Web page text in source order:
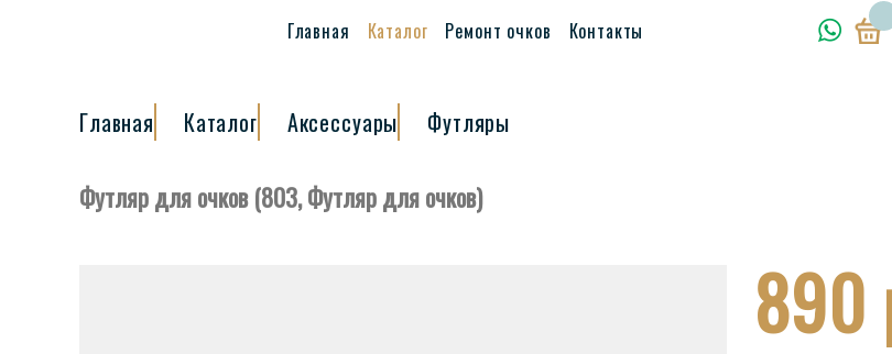
Главная Каталог Ремонт очков Контакты
Главная Каталог Аксессуары Футляры
Футляр для очков (803, Футляр для очков)
890